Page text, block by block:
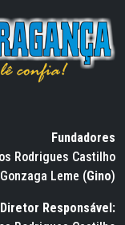
Fundadores
Rodrigues Castilho
Leme (Gino)
Diretor Responsável: